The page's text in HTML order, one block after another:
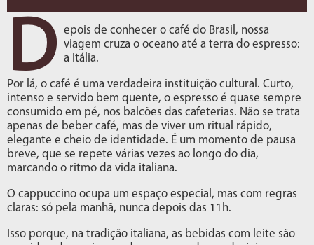
D epois de conhecer o café do Brasil, nossa
viagem cruza o oceano até a terra do espresso:
a Itália.
Por lá, o café é uma verdadeira instituição cultural. Curto,
intenso e servido bem quente, o espresso é quase sempre
consumido em pé, nos balcões das cafeterias. Não se trata
apenas de beber café, mas de viver um ritual rápido,
elegante e cheio de identidade. É um momento de pausa
breve, que se repete várias vezes ao longo do dia,
marcando o ritmo da vida italiana.
O cappuccino ocupa um espaço especial, mas com regras
claras: só pela manhã, nunca depois das 11h.
Isso porque, na tradição italiana, as bebidas com leite são